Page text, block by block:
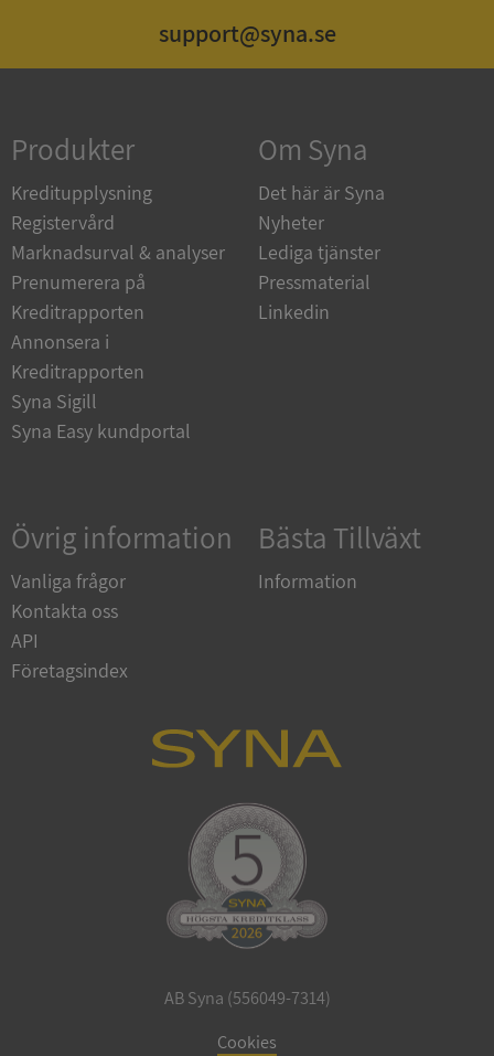
support@syna.se
Produkter
Kreditupplysning
Registervård
Marknadsurval & analyser
Prenumerera på
Kreditrapporten
Annonsera i
Kreditrapporten
Syna Sigill
Syna Easy kundportal
Om Syna
Det här är Syna
Nyheter
Lediga tjänster
Pressmaterial
Linkedin
Övrig information
Vanliga frågor
Kontakta oss
API
Företagsindex
Bästa Tillväxt
Information
AB Syna (556049-7314)
Cookies
kärnwebbplatsfunktioner som användarinloggning
och kontohantering. Webbplatsen kan inte
användas ordentligt utan strikt nödvändiga cookies.
Namn
Leverantör
Domän
VISITOR_PRIVACY_METADATA
ASP.NET_SessionId
Microsoft
Corporation
de.syna.se
Google